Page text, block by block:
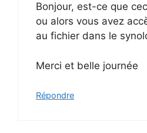
Bonjour, est-ce que
ou alors vous avez
au fichier dans le
Merci et belle journée
Répondre